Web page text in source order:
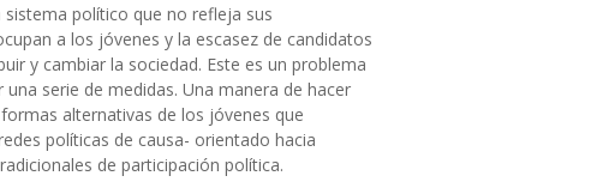
político que no refleja sus
a los jóvenes y la escasez de candidatos
y cambiar la sociedad. Este es un problema
serie de medidas. Una manera de hacer
alternativas de los jóvenes que
políticas de causa- orientado hacia
de participación política.